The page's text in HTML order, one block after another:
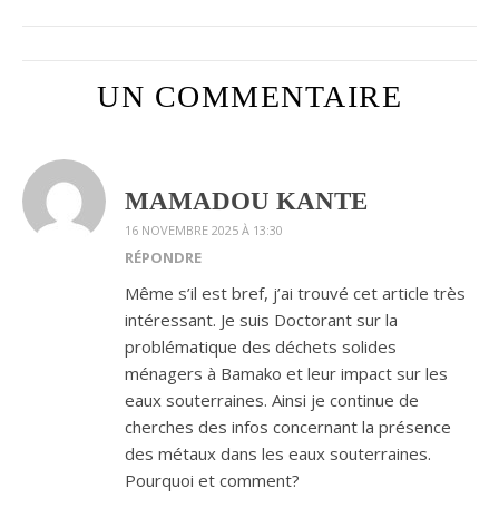
UN COMMENTAIRE
MAMADOU KANTE
16 NOVEMBRE 2025 À 13:30
RÉPONDRE
Même s’il est bref, j’ai trouvé cet article très
intéressant. Je suis Doctorant sur la
problématique des déchets solides
ménagers à Bamako et leur impact sur les
eaux souterraines. Ainsi je continue de
cherches des infos concernant la présence
des métaux dans les eaux souterraines.
Pourquoi et comment?